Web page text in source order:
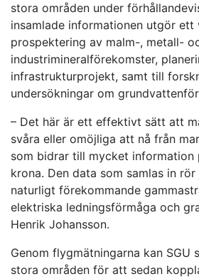
stora områden under
insamlade informationen utgör
prospektering av malm-, metall-
industrimineralförekomster,
infrastrukturprojekt, samt till
undersökningar om
– Det här är ett effektivt sätt att
svåra eller omöjliga att nå från
som bidrar till mycket information
krona. Den data som samlas in
naturligt förekommande
elektriska ledningsförmåga och
Henrik Johansson.
Genom flygmätningarna kan SGU
stora områden för att sedan